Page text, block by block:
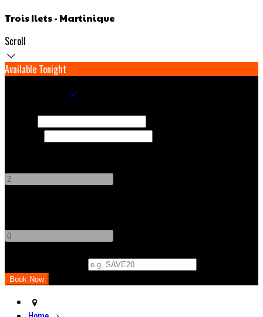
Trois Ilets - Martinique
Scroll
Available Tonight